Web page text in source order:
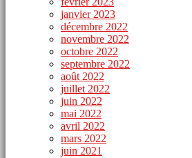
janvier 2023
décembre 2022
novembre 2022
octobre 2022
septembre 2022
août 2022
juillet 2022
juin 2022
mai 2022
avril 2022
mars 2022
juin 2021